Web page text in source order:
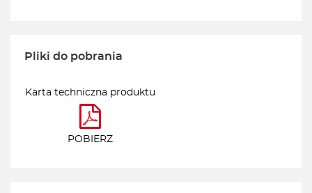
Pliki do pobrania
Karta techniczna produktu
POBIERZ